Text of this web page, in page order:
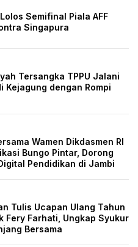
Semifinal Piala AFF
Singapura
Tersangka TPPU Jalani
Kejagung dengan Rompi
Wamen Dikdasmen RI
Bungo Pintar, Dorong
Pendidikan di Jambi
Tulis Ucapan Ulang Tahun
Fery Farhati, Ungkap Syukur
Bersama